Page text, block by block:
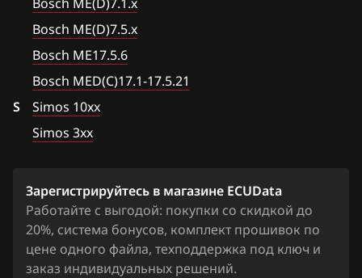
Chrysler
Citroen
Dacia
Daewoo
DAF
Dodge
Dongfeng
Exeed
Bosch MED(C)17.1-17.5.21
Bosch MED17.1.27
Bosch MED17.1.61(62)
Bosch MED17.5.25
Bosch MED9.1.x
Bosch MED9.5.x
BOSCH MG1CA811
Bosch ME(D)7.5.x
Bosch ME17.5.6
Bosch MED(C)17.1-17.5.21
S
Simos 10xx
Simos 3xx
Зарегистрируйтесь в магазине ECUData
Работайте с выгодой: покупки со скидкой до
20%, система бонусов, комплект прошивок по
цене одного файла, техподдержка под ключ и
заказ индивидуальных решений.